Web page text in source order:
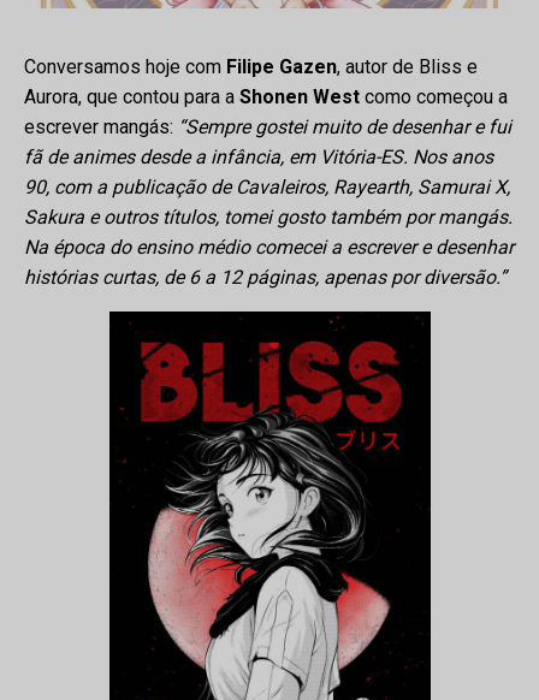
Conversamos hoje com Filipe Gazen, autor de Bliss e
Aurora, que contou para a Shonen West como começou a
escrever mangás: “Sempre gostei muito de desenhar e fui
fã de animes desde a infância, em Vitória-ES. Nos anos
90, com a publicação de Cavaleiros, Rayearth, Samurai X,
Sakura e outros títulos, tomei gosto também por mangás.
Na época do ensino médio comecei a escrever e desenhar
histórias curtas, de 6 a 12 páginas, apenas por diversão.”